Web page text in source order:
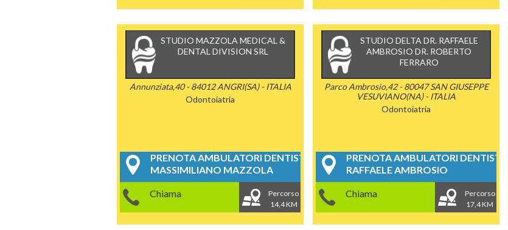
STUDIO MAZZOLA MEDICAL &
DENTAL DIVISION SRL
Annunziata,40 - 84012 ANGRI(SA) - ITALIA
Odontoiatria
PRENOTA AMBULATORI DENTISTICI
MASSIMILIANO MAZZOLA
Chiama
Percorso
14,4 KM
STUDIO DELTA DR. RAFFAELE
AMBROSIO DR. ROBERTO
FERRARO
Parco Ambrosio,42 - 80047 SAN GIUSEPPE
VESUVIANO(NA) - ITALIA
Odontoiatria
PRENOTA AMBULATORI DENTISTICI
RAFFAELE AMBROSIO
Chiama
Percorso
17,4 KM